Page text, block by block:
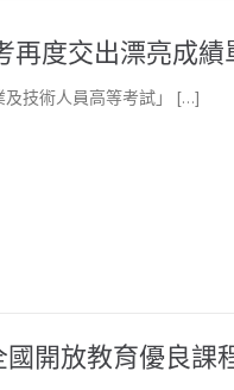
再度交出漂亮成績
技術人員高等考試」 […]
開放教育優良課